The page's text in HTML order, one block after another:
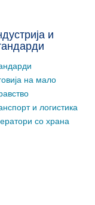
и
на мало
и логистика
со храна